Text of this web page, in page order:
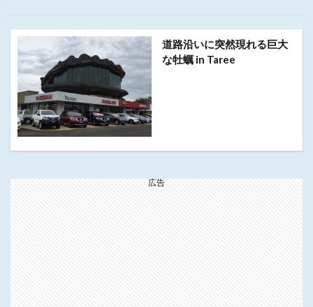
道路沿いに突然現れる巨大
な牡蠣 in Taree
広告